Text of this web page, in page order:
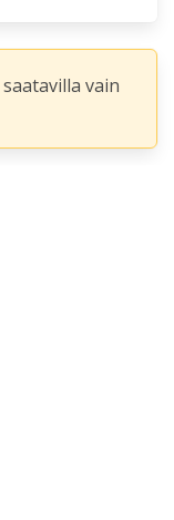
vain